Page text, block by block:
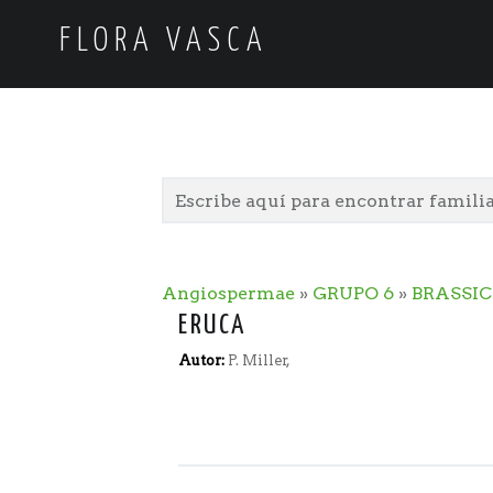
FLORA VASCA
Angiospermae » GRUPO 6 »
ERUCA
Autor: P. Miller,